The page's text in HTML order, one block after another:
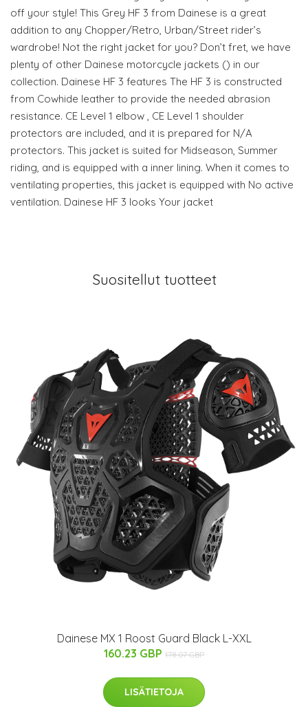
off your style! This Grey HF 3 from Dainese is a great
addition to any Chopper/Retro, Urban/Street rider’s
wardrobe! Not the right jacket for you? Don’t fret, we have
plenty of other Dainese motorcycle jackets () in our
collection. Dainese HF 3 features The HF 3 is constructed
from Cowhide leather to provide the needed abrasion
resistance. CE Level 1 elbow , CE Level 1 shoulder
protectors are included, and it is prepared for N/A
protectors. This jacket is suited for Midseason, Summer
riding, and is equipped with a inner lining. When it comes to
ventilating properties, this jacket is equipped with No active
ventilation. Dainese HF 3 looks Your jacket
Suositellut tuotteet
Dainese MX 1 Roost Guard Black L-XXL
160.23 GBP 178.07 GBP
LISÄTIETOJA